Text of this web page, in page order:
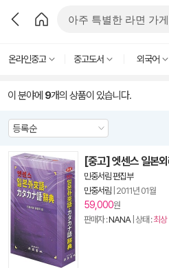
온라인중고 중고도서 외국어
이 분야에 9개의 상품이 있습니다.
[중고] 엣센스 일본
민중서림 편집부
민중서림 2011년 01월
59,000원
판매자 :NANA| 상태 :최상